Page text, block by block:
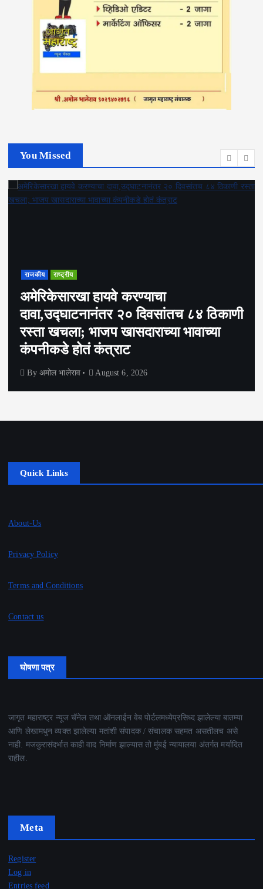
You Missed
राजकीय राष्ट्रीय
अमेरिकेसारखा हायवे करण्याचा
दावा,उद्घाटनानंतर २० दिवसांतच ८४ ठिकाणी
रस्ता खचला; भाजप खासदाराच्या भावाच्या
कंपनीकडे होतं कंत्राट
By अमोल भालेराव August 6, 2026
Quick Links
About-Us
Privacy Policy
Terms and Conditions
Contact us
घोषणा पत्र
जागृत महाराष्ट्र न्यूज चॅनेल तथा ऑनलाईन वेब पोर्टलमध्येप्रसिध्द झालेल्या बातम्या
आणि लेखामधुन व्यक्त झालेल्या मतांशी संपादक / संचालक सहमत असतीलच असे
नाही. मजकुरासंदर्भात काही वाद निर्माण झाल्यास तो मुंबई न्यायालया अंतर्गत मर्यादित
राहील.
Meta
Register
Log in
Entries feed